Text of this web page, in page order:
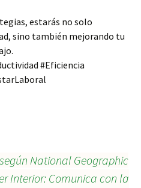
estarás no solo
sino también mejorando tu
#Eficiencia
National Geographic
Interior: Comunica con la